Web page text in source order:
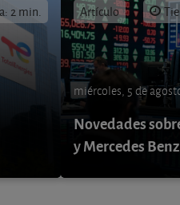
2 min. Artículo
miércoles, 5 de
Novedades
y Mercedes Benz